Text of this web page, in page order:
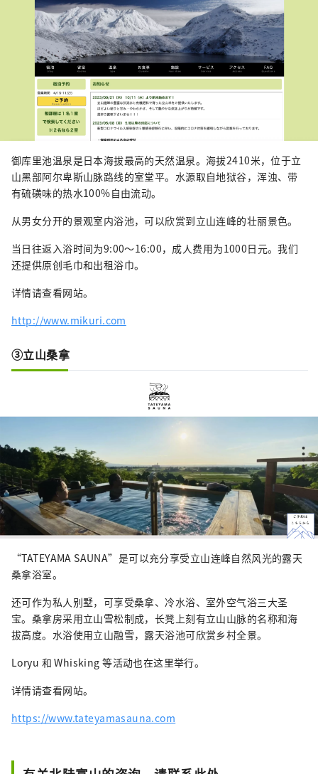
御库里池温泉是日本海拔最高的天然温泉。海拔2410米，位于立
山黑部阿尔卑斯山脉路线的室堂平。水源取自地狱谷，浑浊、带
有硫磺味的热水100%自由流动。
从男女分开的景观室内浴池，可以欣赏到立山连峰的壮丽景色。
当日往返入浴时间为9:00～16:00，成人费用为1000日元。我们
还提供原创毛巾和出租浴巾。
详情请查看网站。
http://www.mikuri.com
③立山桑拿
“TATEYAMA SAUNA”是可以充分享受立山连峰自然风光的露天
桑拿浴室。
还可作为私人别墅，可享受桑拿、冷水浴、室外空气浴三大圣
宝。桑拿房采用立山雪松制成，长凳上刻有立山山脉的名称和海
拔高度。水浴使用立山融雪，露天浴池可欣赏乡村全景。
Loryu 和 Whisking 等活动也在这里举行。
详情请查看网站。
https://www.tateyamasauna.com